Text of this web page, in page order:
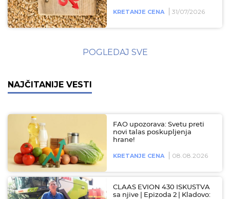
KRETANJE CENA 31/07/2026
POGLEDAJ SVE
NAJČITANIJE VESTI
FAO upozorava: Svetu preti
novi talas poskupljenja
hrane!
KRETANJE CENA 08.08.2026
CLAAS EVION 430 ISKUSTVA
sa njive | Epizoda 2 | Kladovo: